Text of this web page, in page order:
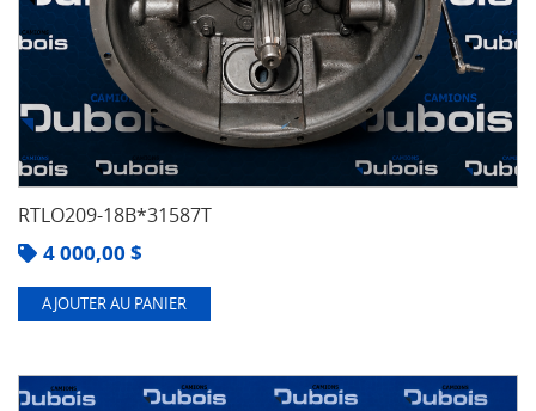
RTLO209-18B*31587T
4 000,00 $
AJOUTER AU PANIER